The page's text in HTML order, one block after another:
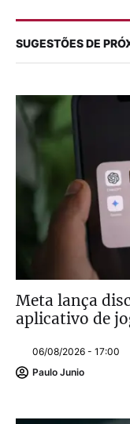
SUGESTÕES DE
Meta lança
aplicativo de
06/08/2026 - 17:00
Paulo Junio